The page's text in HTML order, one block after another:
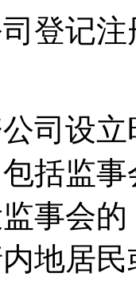
登记
司设
括监
事会
地居